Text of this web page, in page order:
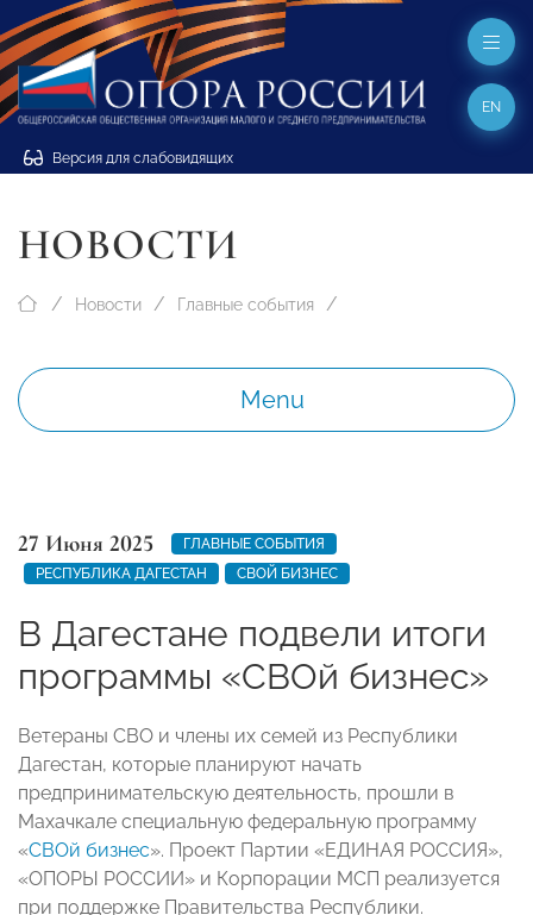
Версия для слабовидящих
EN
НОВОСТИ
Новости Главные события
Menu
27 Июня 2025
ГЛАВНЫЕ СОБЫТИЯ
РЕСПУБЛИКА ДАГЕСТАН
СВОЙ БИЗНЕС
В Дагестане подвели итоги
программы «СВОй бизнес»
Ветераны СВО и члены их семей из Республики
Дагестан, которые планируют начать
предпринимательскую деятельность, прошли в
Махачкале специальную федеральную программу
«СВОй бизнес». Проект Партии «ЕДИНАЯ РОССИЯ»,
«ОПОРЫ РОССИИ» и Корпорации МСП реализуется
при поддержке Правительства Республики.